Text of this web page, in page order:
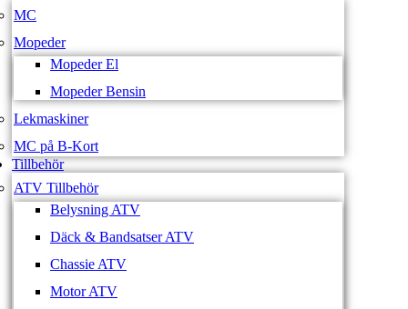
MC
Mopeder
Mopeder El
Mopeder Bensin
Lekmaskiner
MC på B-Kort
Tillbehör
ATV Tillbehör
Belysning ATV
Däck & Bandsatser ATV
Chassie ATV
Motor ATV